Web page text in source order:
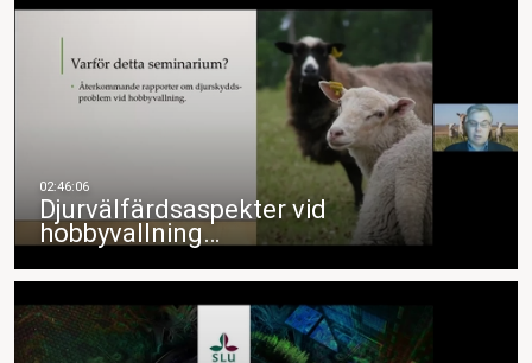
Djurvälfärdsaspekter vid
hobbyvallning…